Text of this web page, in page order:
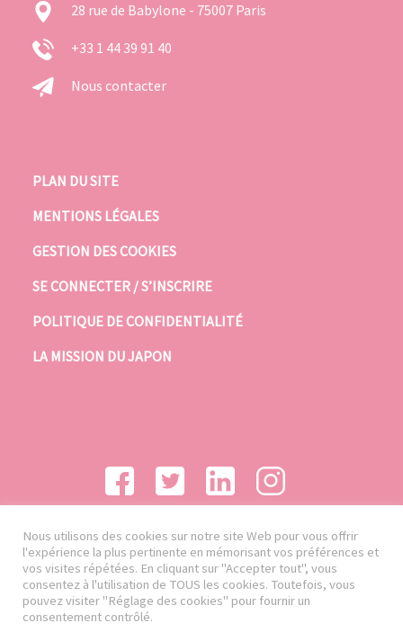
28 rue de Babylone - 75007 Paris
+33 1 44 39 91 40
Nous contacter
PLAN DU SITE
MENTIONS LÉGALES
GESTION DES COOKIES
SE CONNECTER / S’INSCRIRE
POLITIQUE DE CONFIDENTIALITÉ
LA MISSION DU JAPON
Nous utilisons des cookies sur notre site Web pour vous offrir
l'expérience la plus pertinente en mémorisant vos préférences et
vos visites répétées. En cliquant sur "Accepter tout", vous
consentez à l'utilisation de TOUS les cookies. Toutefois, vous
pouvez visiter "Réglage des cookies" pour fournir un
consentement contrôlé.